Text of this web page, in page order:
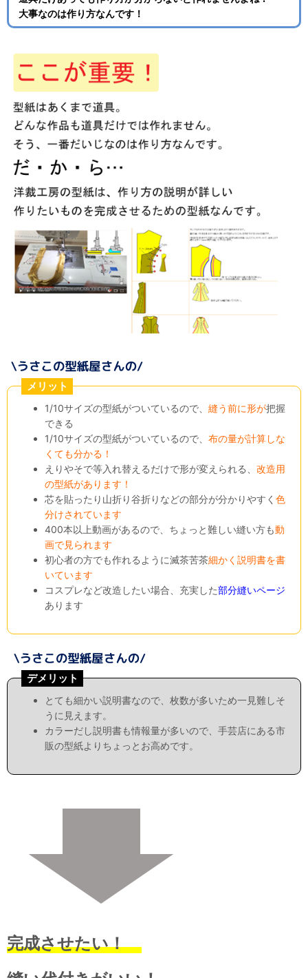
大事なのは作り方なんです！
メリット
1/10サイズの型紙がついているので、縫う前に形が把握
できる
1/10サイズの型紙がついているので、布の量が計算しな
くても分かる！
えりやそで等入れ替えるだけで形が変えられる、改造用
の型紙があります！
芯を貼ったり山折り谷折りなどの部分が分かりやすく色
分けされています
400本以上動画があるので、ちょっと難しい縫い方も動
画で見られます
初心者の方でも作れるように滅茶苦茶細かく説明書を書
いています
コスプレなど改造したい場合、充実した部分縫いページ
あります
デメリット
とても細かい説明書なので、枚数が多いため一見難しそ
うに見えます。
カラーだし説明書も情報量が多いので、手芸店にある市
販の型紙よりちょっとお高めです。
完成させたい！